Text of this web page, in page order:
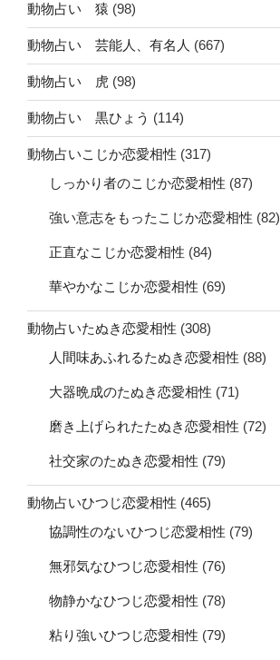
動物占い 猿 (98)
動物占い 芸能人、有名人 (667)
動物占い 虎 (98)
動物占い 黒ひょう (114)
動物占いこじか恋愛相性 (317)
しっかり者のこじか恋愛相性 (87)
強い意志をもったこじか恋愛相性 (82)
正直なこじか恋愛相性 (84)
華やかなこじか恋愛相性 (69)
動物占いたぬき恋愛相性 (308)
人間味あふれるたぬき恋愛相性 (88)
大器晩成のたぬき恋愛相性 (71)
磨き上げられたたぬき恋愛相性 (72)
社交家のたぬき恋愛相性 (79)
動物占いひつじ恋愛相性 (465)
協調性のないひつじ恋愛相性 (79)
無邪気なひつじ恋愛相性 (76)
物静かなひつじ恋愛相性 (78)
粘り強いひつじ恋愛相性 (79)